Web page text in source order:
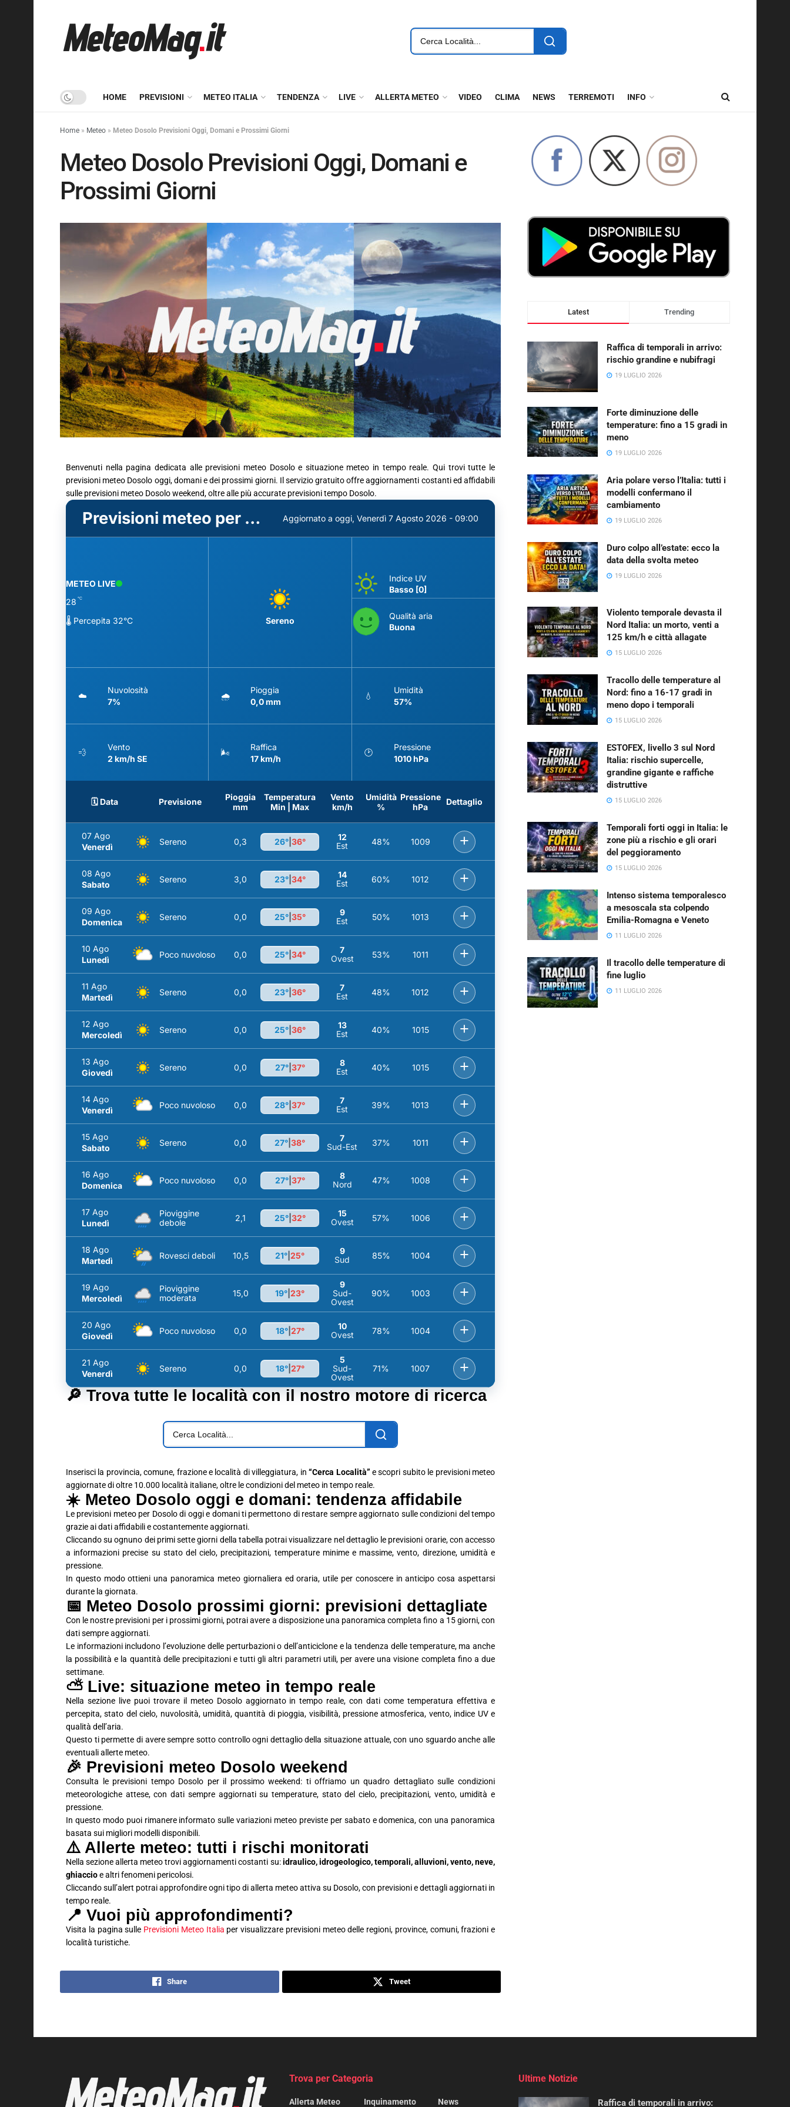
HOME PREVISIONI METEO ITALIA TENDENZA LIVE ALLERTA METEO VIDEO CLIMA NEWS TERREMOTI INFO
Home » Meteo » Meteo Dosolo Previsioni Oggi, Domani e Prossimi Giorni
Meteo Dosolo Previsioni Oggi, Domani e
Prossimi Giorni
Benvenuti nella pagina dedicata alle previsioni meteo Dosolo e situazione meteo in tempo reale. Qui trovi tutte le
previsioni meteo Dosolo oggi, domani e dei prossimi giorni. Il servizio gratuito offre aggiornamenti costanti ed affidabili
sulle previsioni meteo Dosolo weekend, oltre alle più accurate previsioni tempo Dosolo.
Previsioni meteo per Dosolo (MN) Aggiornato a oggi, Venerdì 7 Agosto 2026 - 09:00
METEO LIVE
28 °C
🌡️ Percepita 32°C Sereno
Indice UV
Basso [0]
Qualità aria
Buona
☁️
Nuvolosità
7%
🌧️
Pioggia
0,0 mm
💧
Umidità
57%
💨
Vento
2 km/h SE
🌬️
Raffica
17 km/h
🕑
Pressione
1010 hPa
🗓️ Data Previsione
Pioggia
mm
Temperatura
Min | Max
Vento
km/h
Umidità
%
Pressione
hPa
Dettaglio
07 Ago
Venerdì
Sereno 0,3 26°| 36°
12
Est
48% 1009 +
08 Ago
Sabato
Sereno 3,0 23°| 34°
14
Est
60% 1012 +
09 Ago
Domenica
Sereno 0,0 25°| 35°
9
Est
50% 1013 +
10 Ago
Lunedì
Poco nuvoloso 0,0 25°| 34°
7
Ovest
53% 1011 +
11 Ago
Martedì
Sereno 0,0 23°| 36°
7
Est
48% 1012 +
12 Ago
Mercoledì
Sereno 0,0 25°| 36°
13
Est
40% 1015 +
13 Ago
Giovedì
Sereno 0,0 27°| 37°
8
Est
40% 1015 +
14 Ago
Venerdì
Poco nuvoloso 0,0 28° 37°
7
Est
39% 1013 +
15 Ago
Sabato
Sereno 0,0 27° 38°
7
Sud-Est
37% 1011 +
16 Ago
Domenica
Poco nuvoloso 0,0 27°| 37°
8
Nord
47% 1008 +
17 Ago
Lunedì
Pioviggine
debole
2,1 25°| 32°
15
Ovest
57% 1006 +
18 Ago
Martedì
Rovesci deboli 10,5 21° 25°
9
Sud
85% 1004 +
19 Ago
Mercoledì
Pioviggine
moderata
15,0 19° 23°
9
Sud-
Ovest
90% 1003 +
20 Ago
Giovedì
Poco nuvoloso 0,0 18°| 27°
10
Ovest
78% 1004 +
21 Ago
Venerdì
Sereno 0,0 18°| 27°
5
Sud-
Ovest
71% 1007 +
🔎 Trova tutte le località con il nostro motore di ricerca
Inserisci la provincia, comune, frazione e località di villeggiatura, in“Cerca Località” e scopri subito le previsioni meteo
aggiornate di oltre 10.000 località italiane, oltre le condizioni del meteo in tempo reale.
☀️ Meteo Dosolo oggi e domani: tendenza affidabile
Le previsioni meteo per Dosolo di oggi e domani ti permettono di restare sempre aggiornato sulle condizioni del tempo
grazie ai dati affidabili e costantemente aggiornati.
Cliccando su ognuno dei primi sette giorni della tabella potrai visualizzare nel dettaglio le previsioni orarie, con accesso
a informazioni precise su stato del cielo, precipitazioni, temperature minime e massime, vento, direzione, umidità e
pressione.
In questo modo ottieni una panoramica meteo giornaliera ed oraria, utile per conoscere in anticipo cosa aspettarsi
durante la giornata.
📅 Meteo Dosolo prossimi giorni: previsioni dettagliate
Con le nostre previsioni per i prossimi giorni, potrai avere a disposizione una panoramica completa fino a 15 giorni, con
dati sempre aggiornati.
Le informazioni includono l’evoluzione delle perturbazioni o dell’anticiclone e la tendenza delle temperature, ma anche
la possibilità e la quantità delle precipitazioni e tutti gli altri parametri utili, per avere una visione completa fino a due
settimane.
⛅ Live: situazione meteo in tempo reale
Nella sezione live puoi trovare il meteo Dosolo aggiornato in tempo reale, con dati come temperatura effettiva e
percepita, stato del cielo, nuvolosità, umidità, quantità di pioggia, visibilità, pressione atmosferica, vento, indice UV e
qualità dell’aria.
Questo ti permette di avere sempre sotto controllo ogni dettaglio della situazione attuale, con uno sguardo anche alle
eventuali allerte meteo.
🎉 Previsioni meteo Dosolo weekend
Consulta le previsioni tempo Dosolo per il prossimo weekend: ti offriamo un quadro dettagliato sulle condizioni
meteorologiche attese, con dati sempre aggiornati su temperature, stato del cielo, precipitazioni, vento, umidità e
pressione.
In questo modo puoi rimanere informato sulle variazioni meteo previste per sabato e domenica, con una panoramica
basata sui migliori modelli disponibili.
⚠️ Allerte meteo: tutti i rischi monitorati
Nella sezione allerta meteo trovi aggiornamenti costanti su:idraulico, idrogeologico, temporali, alluvioni, vento, neve,
ghiaccioe altri fenomeni pericolosi.
Cliccando sull’alert potrai approfondire ogni tipo di allerta meteo attiva su Dosolo, con previsioni e dettagli aggiornati in
tempo reale.
📍 Vuoi più approfondimenti?
Visita la pagina sulle Previsioni Meteo Italia per visualizzare previsioni meteo delle regioni, province, comuni, frazioni e
località turistiche.
Share Tweet
Latest Trending
Raffica di temporali in arrivo:
rischio grandine e nubifragi
19 LUGLIO 2026
Forte diminuzione delle
temperature: fino a 15 gradi in
meno
19 LUGLIO 2026
Aria polare verso l’Italia: tutti i
modelli confermano il
cambiamento
19 LUGLIO 2026
Duro colpo all’estate: ecco la
data della svolta meteo
19 LUGLIO 2026
Violento temporale devasta il
Nord Italia: un morto, venti a
125 km/h e città allagate
15 LUGLIO 2026
Tracollo delle temperature al
Nord: fino a 16-17 gradi in
meno dopo i temporali
15 LUGLIO 2026
ESTOFEX, livello 3 sul Nord
Italia: rischio supercelle,
grandine gigante e raffiche
distruttive
15 LUGLIO 2026
Temporali forti oggi in Italia: le
zone più a rischio e gli orari
del peggioramento
15 LUGLIO 2026
Intenso sistema temporalesco
a mesoscala sta colpendo
Emilia-Romagna e Veneto
11 LUGLIO 2026
Il tracollo delle temperature di
fine luglio
11 LUGLIO 2026
Trova per Categoria
Allerta Meteo
Inquinamento
News
Ultime Notizie
Raffica di temporali in arrivo: